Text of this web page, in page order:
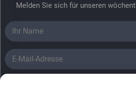
Melden Sie sich für unseren